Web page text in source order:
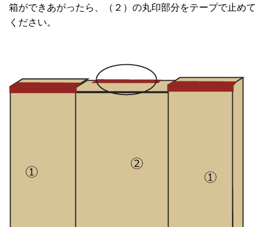
箱ができあがったら、（２）の丸印部分をテープで止めて
ください。